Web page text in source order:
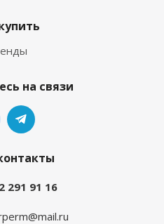
на связи
291 91 16